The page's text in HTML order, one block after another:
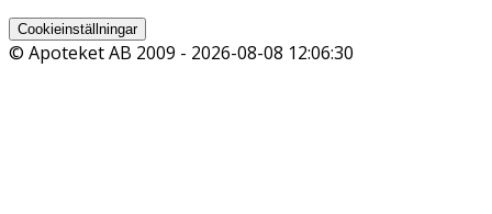
Cookieinställningar
© Apoteket AB 2009 - 2026-08-08 12:06:30